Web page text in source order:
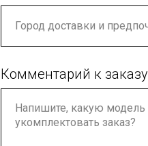
Комментарий к заказу